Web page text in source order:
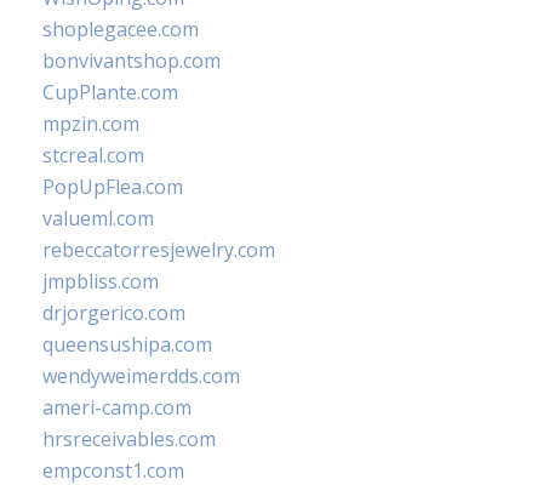
shoplegacee.com
bonvivantshop.com
CupPlante.com
mpzin.com
stcreal.com
PopUpFlea.com
valueml.com
rebeccatorresjewelry.com
jmpbliss.com
drjorgerico.com
queensushipa.com
wendyweimerdds.com
ameri-camp.com
hrsreceivables.com
empconst1.com